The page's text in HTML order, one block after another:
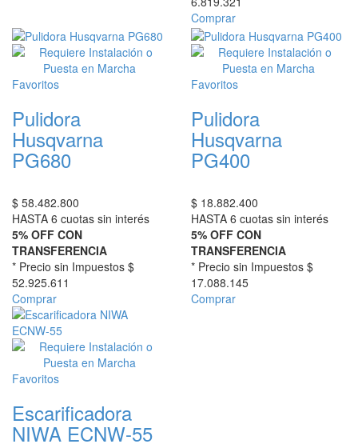
Comprar
Favoritos
Pulidora
Husqvarna
PG680
$ 58.482.800
HASTA 6 cuotas sin interés
5% OFF CON
TRANSFERENCIA
* Precio sin Impuestos $
52.925.611
Comprar
Favoritos
Pulidora
Husqvarna
PG400
$ 18.882.400
HASTA 6 cuotas sin interés
5% OFF CON
TRANSFERENCIA
* Precio sin Impuestos $
17.088.145
Comprar
Favoritos
Escarificadora
NIWA ECNW-55